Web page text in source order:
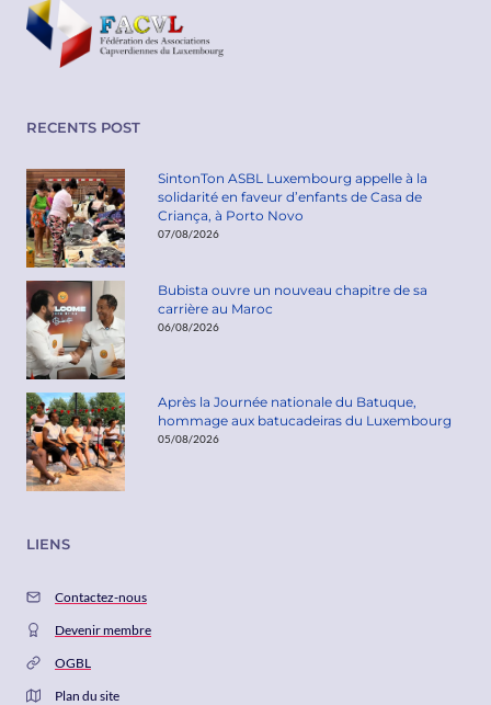
RECENTS POST
SintonTon ASBL Luxembourg appelle à la
solidarité en faveur d’enfants de Casa de
Criança, à Porto Novo
07/08/2026
Bubista ouvre un nouveau chapitre de sa
carrière au Maroc
06/08/2026
Après la Journée nationale du Batuque,
hommage aux batucadeiras du Luxembourg
05/08/2026
LIENS
Contactez-nous
Devenir membre
OGBL
Plan du site